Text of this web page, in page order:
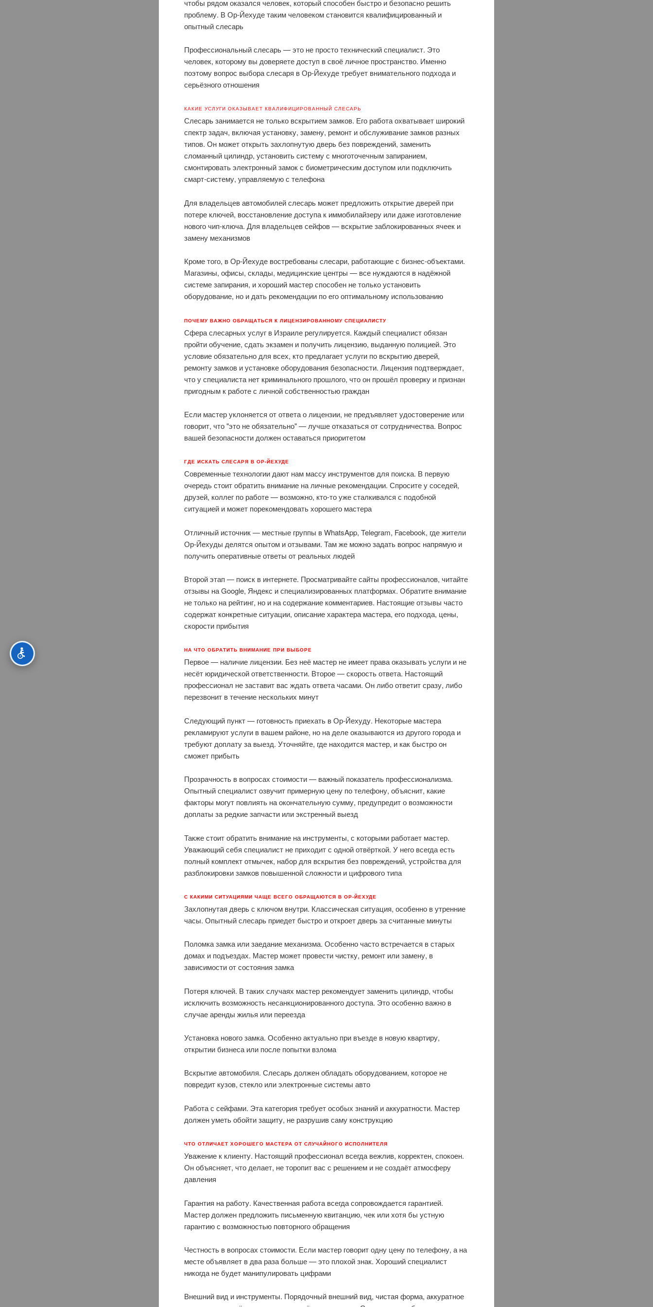
чтобы рядом оказался человек, который способен быстро и безопасно решить
проблему. В Ор-Йехуде таким человеком становится квалифицированный и
опытный слесарь
Профессиональный слесарь — это не просто технический специалист. Это
человек, которому вы доверяете доступ в своё личное пространство. Именно
поэтому вопрос выбора слесаря в Ор-Йехуде требует внимательного подхода и
серьёзного отношения
КАКИЕ УСЛУГИ ОКАЗЫВАЕТ КВАЛИФИЦИРОВАННЫЙ СЛЕСАРЬ
Слесарь занимается не только вскрытием замков. Его работа охватывает широкий
спектр задач, включая установку, замену, ремонт и обслуживание замков разных
типов. Он может открыть захлопнутую дверь без повреждений, заменить
сломанный цилиндр, установить систему с многоточечным запиранием,
смонтировать электронный замок с биометрическим доступом или подключить
смарт-систему, управляемую с телефона
Для владельцев автомобилей слесарь может предложить открытие дверей при
потере ключей, восстановление доступа к иммобилайзеру или даже изготовление
нового чип-ключа. Для владельцев сейфов — вскрытие заблокированных ячеек и
замену механизмов
Кроме того, в Ор-Йехуде востребованы слесари, работающие с бизнес-объектами.
Магазины, офисы, склады, медицинские центры — все нуждаются в надёжной
системе запирания, и хороший мастер способен не только установить
оборудование, но и дать рекомендации по его оптимальному использованию
ПОЧЕМУ ВАЖНО ОБРАЩАТЬСЯ К ЛИЦЕНЗИРОВАННОМУ СПЕЦИАЛИСТУ
Сфера слесарных услуг в Израиле регулируется. Каждый специалист обязан
пройти обучение, сдать экзамен и получить лицензию, выданную полицией. Это
условие обязательно для всех, кто предлагает услуги по вскрытию дверей,
ремонту замков и установке оборудования безопасности. Лицензия подтверждает,
что у специалиста нет криминального прошлого, что он прошёл проверку и признан
пригодным к работе с личной собственностью граждан
Если мастер уклоняется от ответа о лицензии, не предъявляет удостоверение или
говорит, что "это не обязательно" — лучше отказаться от сотрудничества. Вопрос
вашей безопасности должен оставаться приоритетом
ГДЕ ИСКАТЬ СЛЕСАРЯ В ОР-ЙЕХУДЕ
Современные технологии дают нам массу инструментов для поиска. В первую
очередь стоит обратить внимание на личные рекомендации. Спросите у соседей,
друзей, коллег по работе — возможно, кто-то уже сталкивался с подобной
ситуацией и может порекомендовать хорошего мастера
Отличный источник — местные группы в WhatsApp, Telegram, Facebook, где жители
Ор-Йехуды делятся опытом и отзывами. Там же можно задать вопрос напрямую и
получить оперативные ответы от реальных людей
Второй этап — поиск в интернете. Просматривайте сайты профессионалов, читайте
отзывы на Google, Яндекс и специализированных платформах. Обратите внимание
не только на рейтинг, но и на содержание комментариев. Настоящие отзывы часто
содержат конкретные ситуации, описание характера мастера, его подхода, цены,
скорости прибытия
НА ЧТО ОБРАТИТЬ ВНИМАНИЕ ПРИ ВЫБОРЕ
Первое — наличие лицензии. Без неё мастер не имеет права оказывать услуги и не
несёт юридической ответственности. Второе — скорость ответа. Настоящий
профессионал не заставит вас ждать ответа часами. Он либо ответит сразу, либо
перезвонит в течение нескольких минут
Следующий пункт — готовность приехать в Ор-Йехуду. Некоторые мастера
рекламируют услуги в вашем районе, но на деле оказываются из другого города и
требуют доплату за выезд. Уточняйте, где находится мастер, и как быстро он
сможет прибыть
Прозрачность в вопросах стоимости — важный показатель профессионализма.
Опытный специалист озвучит примерную цену по телефону, объяснит, какие
факторы могут повлиять на окончательную сумму, предупредит о возможности
доплаты за редкие запчасти или экстренный выезд
Также стоит обратить внимание на инструменты, с которыми работает мастер.
Уважающий себя специалист не приходит с одной отвёрткой. У него всегда есть
полный комплект отмычек, набор для вскрытия без повреждений, устройства для
разблокировки замков повышенной сложности и цифрового типа
С КАКИМИ СИТУАЦИЯМИ ЧАЩЕ ВСЕГО ОБРАЩАЮТСЯ В ОР-ЙЕХУДЕ
Захлопнутая дверь с ключом внутри. Классическая ситуация, особенно в утренние
часы. Опытный слесарь приедет быстро и откроет дверь за считанные минуты
Поломка замка или заедание механизма. Особенно часто встречается в старых
домах и подъездах. Мастер может провести чистку, ремонт или замену, в
зависимости от состояния замка
Потеря ключей. В таких случаях мастер рекомендует заменить цилиндр, чтобы
исключить возможность несанкционированного доступа. Это особенно важно в
случае аренды жилья или переезда
Установка нового замка. Особенно актуально при въезде в новую квартиру,
открытии бизнеса или после попытки взлома
Вскрытие автомобиля. Слесарь должен обладать оборудованием, которое не
повредит кузов, стекло или электронные системы авто
Работа с сейфами. Эта категория требует особых знаний и аккуратности. Мастер
должен уметь обойти защиту, не разрушив саму конструкцию
ЧТО ОТЛИЧАЕТ ХОРОШЕГО МАСТЕРА ОТ СЛУЧАЙНОГО ИСПОЛНИТЕЛЯ
Уважение к клиенту. Настоящий профессионал всегда вежлив, корректен, спокоен.
Он объясняет, что делает, не торопит вас с решением и не создаёт атмосферу
давления
Гарантия на работу. Качественная работа всегда сопровождается гарантией.
Мастер должен предложить письменную квитанцию, чек или хотя бы устную
гарантию с возможностью повторного обращения
Честность в вопросах стоимости. Если мастер говорит одну цену по телефону, а на
месте объявляет в два раза больше — это плохой знак. Хороший специалист
никогда не будет манипулировать цифрами
Внешний вид и инструменты. Порядочный внешний вид, чистая форма, аккуратное